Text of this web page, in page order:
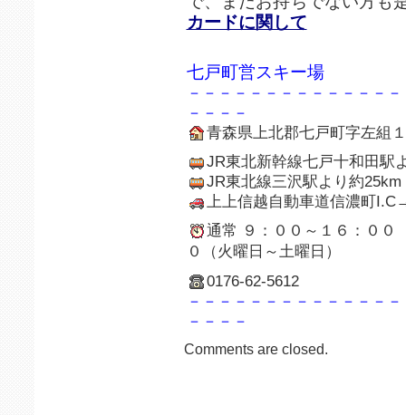
カードに関して
七戸町営スキー場
－－－－－－－－－－－－－
－－－－
青森県上北郡七戸町字左組
JR東北新幹線七戸十和田駅
JR東北線三沢駅より約
上上信越自動車道信濃町
通常 ９：００～１６：０
０（火曜日～土曜日）
0176-62-5612
－－－－－－－－－－－－－
－－－－
Comments are closed.